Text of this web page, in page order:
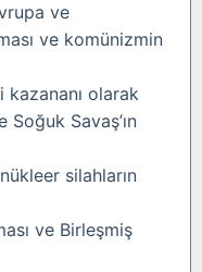
ve
ve komünizmin
kazananı olarak
Savaş’ın
silahların
ve Birleşmiş